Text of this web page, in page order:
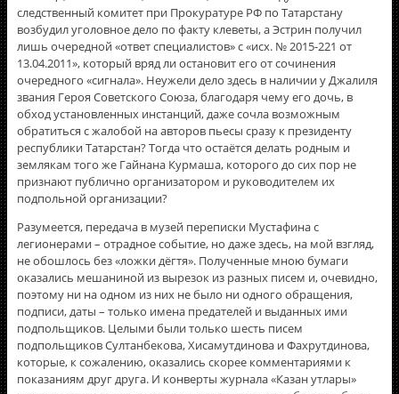
следственный комитет при Прокуратуре РФ по Татарстану
возбудил уголовное дело по факту клеветы, а Эстрин получил
лишь очередной «ответ специалистов» с «исх. № 2015-221 от
13.04.2011», который вряд ли остановит его от сочинения
очередного «сигнала». Неужели дело здесь в наличии у Джалиля
звания Героя Советского Союза, благодаря чему его дочь, в
обход установленных инстанций, даже сочла возможным
обратиться с жалобой на авторов пьесы сразу к президенту
республики Татарстан? Тогда что остаётся делать родным и
землякам того же Гайнана Курмаша, которого до сих пор не
признают публично организатором и руководителем их
подпольной организации?
Разумеется, передача в музей переписки Мустафина с
легионерами – отрадное событие, но даже здесь, на мой взгляд,
не обошлось без «ложки дёгтя». Полученные мною бумаги
оказались мешаниной из вырезок из разных писем и, очевидно,
поэтому ни на одном из них не было ни одного обращения,
подписи, даты – только имена предателей и выданных ими
подпольщиков. Целыми были только шесть писем
подпольщиков Султанбекова, Хисамутдинова и Фахрутдинова,
которые, к сожалению, оказались скорее комментариями к
показаниям друг друга. И конверты журнала «Казан утлары»